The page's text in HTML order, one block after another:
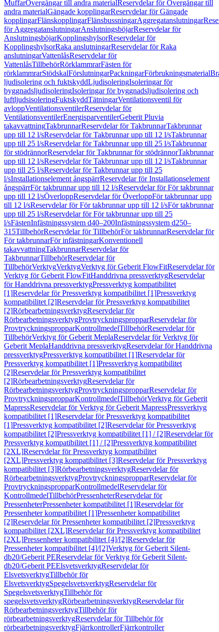
MuffarÖvergångar till andra materialReservdelar för Övergångar till
andra materialGängade kopplingarReservdelar för Gängade
kopplingarFlänskopplingarFlänsbussningarAggregatanslutningar
för AggregatanslutningarAnslutningsböjarReservdelar för
AnslutningsböjarKopplingshylsorReservdelar för
KopplingshylsorRaka anslutningarReservdelar för Raka
anslutningarVattenlåsReservdelar för
VattenlåsTillbehörRörklammrarFästen för
rörklammrarStödskalFörslutningarPackningarFörbrukningsmaterial
ljudisolering och fuktskyddLjudisoleringIsoleringar för
byggnadsljudisoleringIsoleringar för byggnadsljudisolering och
luftljudsisoleringFuktskyddTätningarVentilationsventil för
avloppVentilationsventilerReservdelar för
VentilationsventilerEnergisparventilerGeberit Pluvia
takavvattningTakbrunnarReservdelar för TakbrunnarTakbrunnar
upp till 12 l/sReservdelar för Takbrunnar upp till 12 l/sTakbrunnar
upp till 25 l/sReservdelar för Takbrunnar upp till 25 l/sTakbrunnar
för stödrännorReservdelar för Takbrunnar för stödrännorTakbrunnar
upp till 12 l/sReservdelar för Takbrunnar upp till 12 l/sTakbrunnar
upp till 25 l/sReservdelar för Takbrunnar upp till 25
l/sInstallationselement ångspärrReservdelar för Installationselement
ångspärrFör takbrunnar upp till 12 l/sReservdelar för För takbrunnar
upp till 12 l/sÖverloppReservdelar för ÖverloppFör takbrunnar upp
till 12 l/sReservdelar för För takbrunnar upp till 12 l/sFör takbrunnar
upp till 25 l/sReservdelar för För takbrunnar upp till 25
l/sFästenInfästningssystem d40–200Infästningssystem d250–
315TillbehörReservdelar för TillbehörFör takbrunnarReservdelar för
För takbrunnarFör infästningarKonventionell
takavvattningTakbrunnarReservdelar för
TakbrunnarTillbehörReservdelar för
TillbehörVerktygVerktygVerktyg för Geberit FlowFitReservdelar för
Verktyg för Geberit FlowFitHanddrivna pressverktygReservdelar
för Handdrivna pressverktygPressverktyg kompatibilitet
[1]Reservdelar för Pressverktyg kompatibilitet [1]Pressverktyg
kompatibilitet [2]Reservdelar för Pressverktyg kompatibilitet
[2]RörbearbetningsverktygReservdelar för
RörbearbetningsverktygProvtryckningspropparReservdelar för
ProvtryckningspropparKontrollmedelTillbehörReservdelar för
TillbehörVerktyg för Geberit MeplaReservdelar för Verktyg för
Geberit MeplaHanddrivna pressverktygReservdelar för Handdrivna
pressverktygPressverktyg kompatibilitet [1]Reservdelar för
Pressverktyg kompatibilitet [1]Pressverktyg kompatibilitet
[2]Reservdelar för Pressverktyg kompatibilitet
[2]RörbearbetningsverktygReservdelar för
RörbearbetningsverktygProvtryckningspropparReservdelar för
ProvtryckningspropparKontrollmedelTillbehörVerktyg för Geberit
MapressReservdelar för Verktyg för Geberit MapressPressverktyg
kompatibilitet [1]Reservdelar för Pressverktyg kompatibilitet
[1]Pressverktyg kompatibilitet [2]Reservdelar för Pressverktyg
kompatibilitet [2]Pressverktyg kompatibilitet [1] / [2]Reservdelar för
Pressverktyg kompatibilitet [1] / [2]Pressverktyg kompatibilitet
[2XL]Reservdelar för Pressverktyg kompatibilitet
[2XL]Pressverktyg kompatibilitet [3]Reservdelar för Pressverktyg
kompatibilitet [3]RörbearbetningsverktygReservdelar för
RörbearbetningsverktygProvtryckningspropparReservdelar för
ProvtryckningspropparKontrollmedelReservdelar för
KontrollmedelTillbehörPressenheterReservdelar för
PressenheterPressenheter kompatibilitet [1]Reservdelar för
Pressenheter kompatibilitet [1]Pressenheter kompatibilitet
[2]Reservdelar för Pressenheter kompatibilitet [2]Pressverktyg
kompatibilitet [2XL]Reservdelar för Pressverktyg kompatibilitet
[2XL]Pressenheter kompatibilitet [4]/[2]Reservdelar för
Pressenheter kompatibilitet [4]/[2]Verktyg för Geberit Silent-
db20/Geberit PEReservdelar för Verktyg för Geberit Silent-
db20/Geberit PEElsvetsverktygReservdelar för
ElsvetsverktygTillbehör för
ElsvetsverktygSpegelsvetsverktygReservdelar för
SpegelsvetsverktygTillbehör för
spegelsvetsverktygRörbearbetningsverktygReservdelar för
RörbearbetningsverktygTillbehör för
rörbearbetningsverktygReservdelar för Tillbehör för
rörbearbetningsverktygFjärrkontrollerFjärrkontroller